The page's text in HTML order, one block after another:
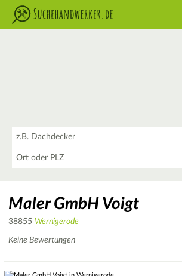
Maler GmbH Voigt
38855 Wernigerode
Keine Bewertungen